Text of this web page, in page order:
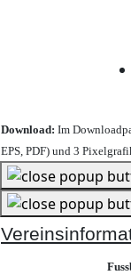
Download: Im
EPS, PDF) und 3